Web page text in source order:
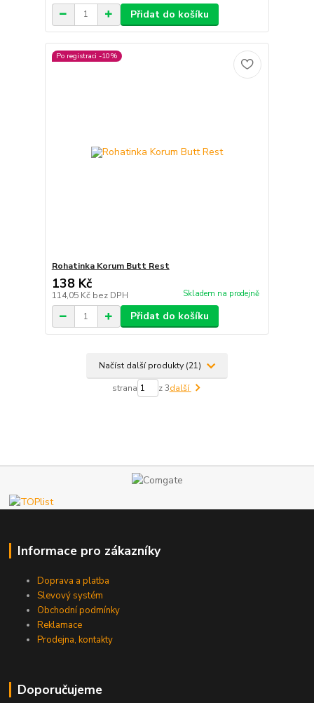
Přidat do košíku
Po registraci -10%
Rohatinka Korum Butt Rest
138 Kč
114,05 Kč bez DPH Skladem na prodejně
Přidat do košíku
Načíst další produkty (21)
strana z 3další
Informace pro zákazníky
Doprava a platba
Slevový systém
Obchodní podmínky
Reklamace
Prodejna, kontakty
Doporučujeme